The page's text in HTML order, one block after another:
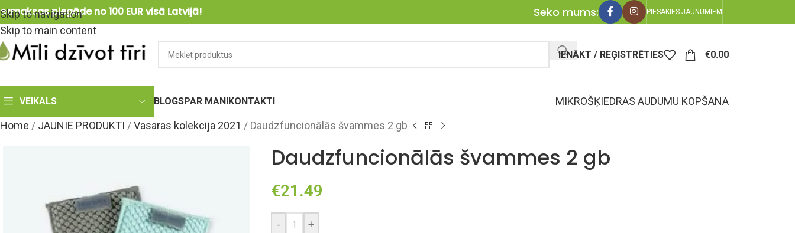
Skip to navigation
Skip to main content
piegāde no 100 EUR visā Latvijā! Seko mums: PIESAKIES JAUNUMIEM
IENĀKT / REĢISTRĒTIES €0.00
VEIKALS BLOGSPAR MANIKONTAKTI
MIKROŠĶIEDRAS AUDUMU KOPŠANA
Home / JAUNIE PRODUKTI /Vasaras kolekcija 2021 / Daudzfuncionālās švammes 2 gb
Daudzfuncionālās švammes 2 gb
€21.49
- +